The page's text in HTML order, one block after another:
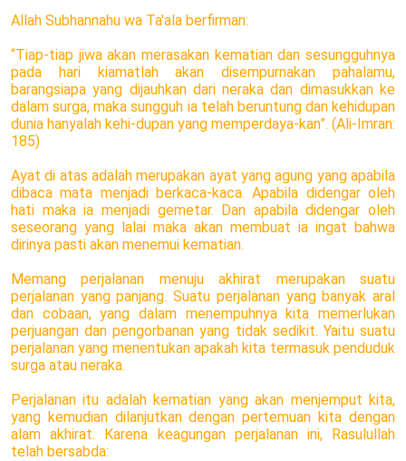
Allah Subhannahu wa Ta'ala berfirman:
“Tiap-tiap jiwa akan merasakan kematian dan sesungguhnya
pada hari kiamatlah akan disempurnakan pahalamu,
barangsiapa yang dijauhkan dari neraka dan dimasukkan ke
dalam surga, maka sungguh ia telah beruntung dan kehidupan
dunia hanyalah kehi-dupan yang memperdaya-kan”. (Ali-Imran:
185)
Ayat di atas adalah merupakan ayat yang agung yang apabila
dibaca mata menjadi berkaca-kaca. Apabila didengar oleh
hati maka ia menjadi gemetar. Dan apabila didengar oleh
seseorang yang lalai maka akan membuat ia ingat bahwa
dirinya pasti akan menemui kematian.
Memang perjalanan menuju akhirat merupakan suatu
perjalanan yang panjang. Suatu perjalanan yang banyak aral
dan cobaan, yang dalam menempuhnya kita memerlukan
perjuangan dan pengorbanan yang tidak sedikit. Yaitu suatu
perjalanan yang menentukan apakah kita termasuk penduduk
surga atau neraka.
Perjalanan itu adalah kematian yang akan menjemput kita,
yang kemudian dilanjutkan dengan pertemuan kita dengan
alam akhirat. Karena keagungan perjalanan ini, Rasulullah
telah bersabda: